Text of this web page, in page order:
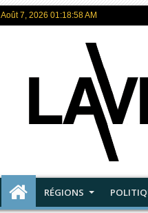
Août 7, 2026 01:18:59 AM
RÉGIONS